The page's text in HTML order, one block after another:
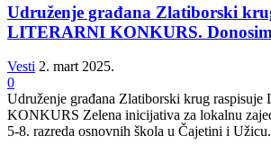
Udruženje građana Zlatiborski
LITERARNI KONKURS.
Vesti 2. mart 2025.
0
Udruženje građana Zlatiborski krug
KONKURS Zelena inicijativa za lokalnu
5-8. razreda osnovnih škola u Čajetini i Užicu.